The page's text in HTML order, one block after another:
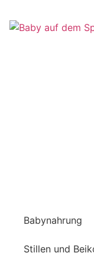
Babynahrung
Stillen und